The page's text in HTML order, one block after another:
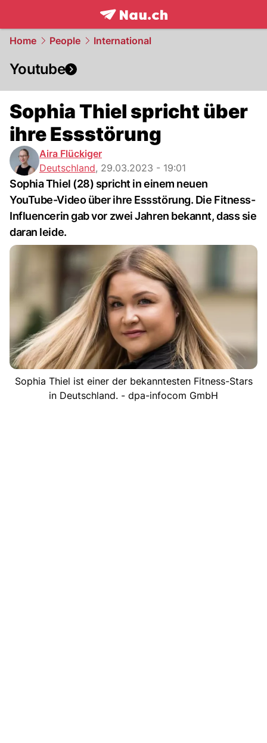
frontpage.NAU.ch
Home People International
Youtube
Sophia Thiel spricht über
ihre Essstörung
Aira Flückiger
Deutschland, 29.03.2023 - 19:01
Sophia Thiel (28) spricht in einem neuen
YouTube-Video über ihre Essstörung. Die Fitness-
Influencerin gab vor zwei Jahren bekannt, dass sie
daran leide.
Sophia Thiel ist einer der bekanntesten Fitness-Stars
in Deutschland. - dpa-infocom GmbH